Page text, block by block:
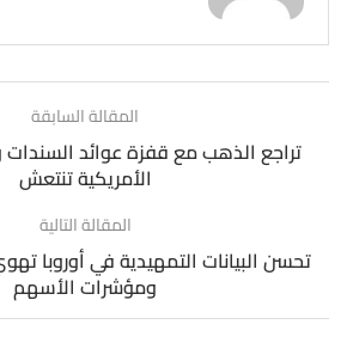
المقالة السابقة
تراجع الذهب مع قفزة عوائد
الأمريكية تنتعش
المقالة التالية
تحسن البيانات التمهيدية في أوروبا
ومؤشرات الأسهم